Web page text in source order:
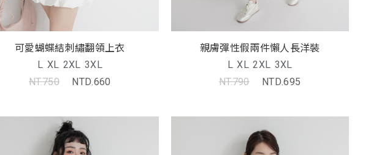
可愛蝴蝶結刺繡翻領上衣
L XL 2XL 3XL
NT.750
NTD.660
親膚彈性假兩件懶人長洋裝
L XL 2XL 3XL
NT.790
NTD.695